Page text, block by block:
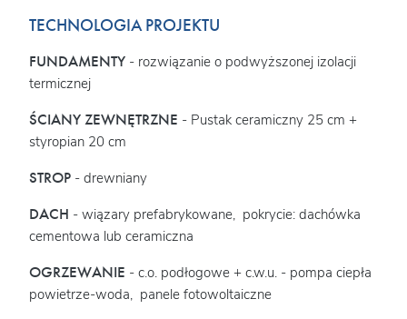
TECHNOLOGIA PROJEKTU
FUNDAMENTY - rozwiązanie o podwyższonej izolacji
termicznej
ŚCIANY ZEWNĘTRZNE - Pustak ceramiczny 25 cm +
styropian 20 cm
STROP - drewniany
DACH - wiązary prefabrykowane, pokrycie: dachówka
cementowa lub ceramiczna
OGRZEWANIE - c.o. podłogowe + c.w.u. - pompa ciepła
powietrze-woda, panele fotowoltaiczne